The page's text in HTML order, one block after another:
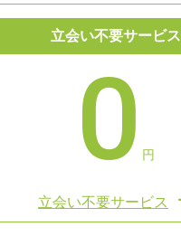
立会い不要サービス
0 円
立会い不要サービス